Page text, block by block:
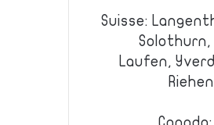
Suisse:
Solothurn,
Laufen,